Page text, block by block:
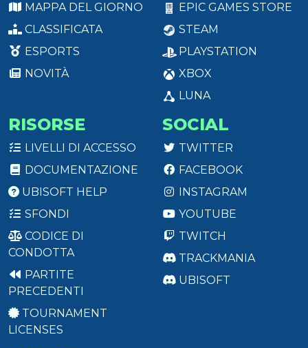
MAPPA DEL GIORNO
CLASSIFICATA
ESPORTS
NOVITÀ
EPIC GAMES STORE
STEAM
PLAYSTATION
XBOX
LUNA
RISORSE
LIVELLI DI ACCESSO
DOCUMENTAZIONE
UBISOFT HELP
SFONDI
CODICE DI
CONDOTTA
PARTITE
PRECEDENTI
TOURNAMENT
LICENSES
SOCIAL
TWITTER
FACEBOOK
INSTAGRAM
YOUTUBE
TWITCH
TRACKMANIA
UBISOFT